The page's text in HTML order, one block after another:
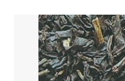
Bildergalerie überspringen